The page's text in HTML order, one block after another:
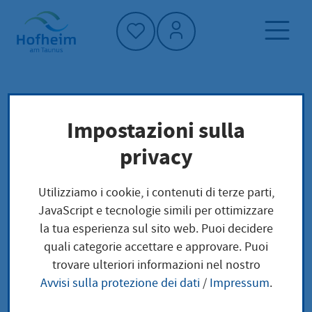
Home"
Pagina iniziale
Trova servizi
Preoccupazioni locali
Erweiterung der Fahrerlaubnis um die Klassen
Erweiterung der
Fahrerlaubnis um die
Impostazioni sulla
privacy
Utilizziamo i cookie, i contenuti di terze parti,
JavaScript e tecnologie simili per ottimizzare
la tua esperienza sul sito web. Puoi decidere
quali categorie accettare e approvare. Puoi
trovare ulteriori informazioni nel nostro
Avvisi sulla protezione dei dati/ Impressum.